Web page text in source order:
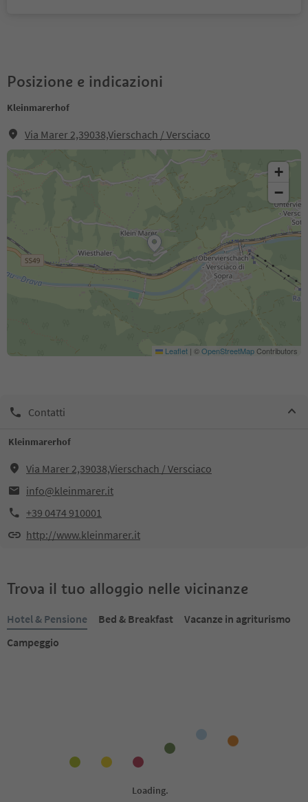
Posizione e indicazioni
Kleinmarerhof
Via Marer 2,39038,Vierschach / Versciaco
+
−
Leaflet | ©OpenStreetMapContributors
Contatti
Kleinmarerhof
Via Marer 2,39038,Vierschach / Versciaco
info@kleinmarer.it
+39 0474 910001
http://www.kleinmarer.it
Trova il tuo alloggio nelle vicinanze
Hotel & Pensione Bed & Breakfast
Vacanze in agriturismo
Campeggio